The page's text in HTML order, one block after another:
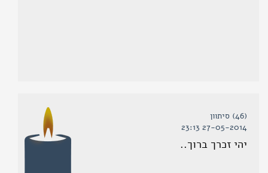
(46) סיתוון
27-05-2014 23:13
יהי זכרך ברוך..